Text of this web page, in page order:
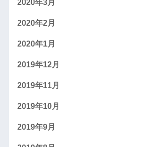
2020年3月
2020年2月
2020年1月
2019年12月
2019年11月
2019年10月
2019年9月